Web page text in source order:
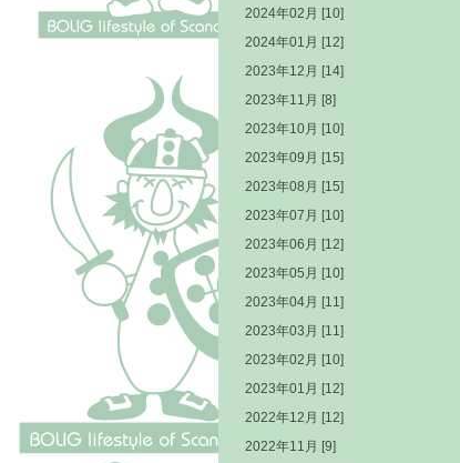
2024年02月 [10]
2024年01月 [12]
2023年12月 [14]
2023年11月 [8]
2023年10月 [10]
2023年09月 [15]
2023年08月 [15]
2023年07月 [10]
2023年06月 [12]
2023年05月 [10]
2023年04月 [11]
2023年03月 [11]
2023年02月 [10]
2023年01月 [12]
2022年12月 [12]
2022年11月 [9]